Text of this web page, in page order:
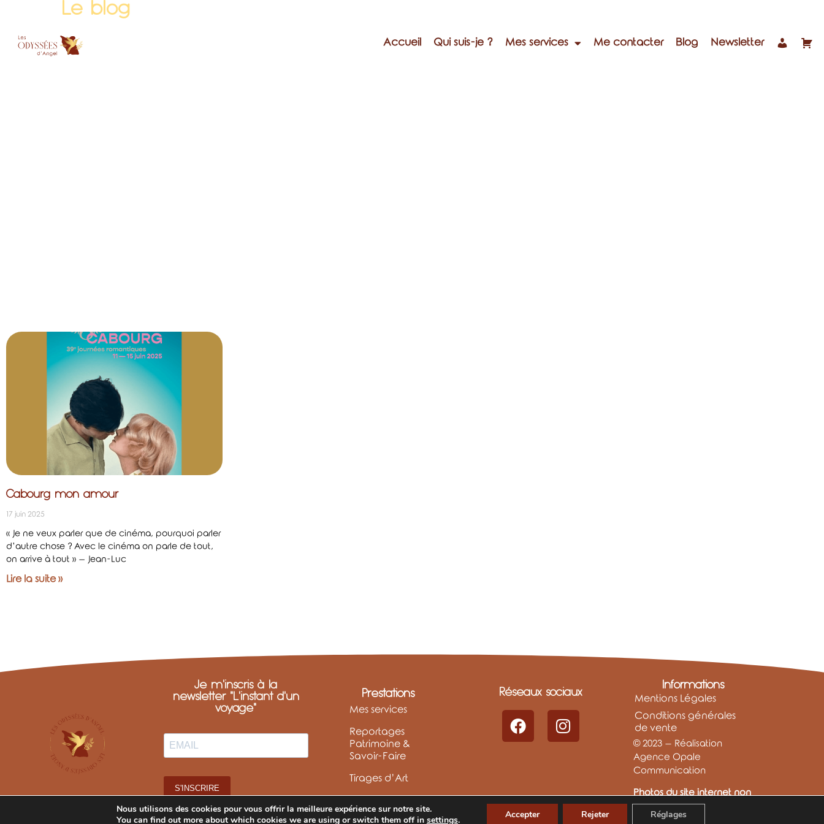
Accueil Qui suis-je ? Mes services Me contacter Blog Newsletter
Le blog
Cabourg mon amour
17 juin 2025
« Je ne veux parler que de cinéma, pourquoi parler
d’autre chose ? Avec le cinéma on parle de tout,
on arrive à tout » – Jean-Luc
Lire la suite »
Je m'inscris à la
newsletter "L'instant d'un
voyage"
S'INSCRIRE
Prestations
Mes services
Reportages
Patrimoine &
Savoir-Faire
Tirages d’Art
Réseaux sociaux
Informations
Mentions Légales
Conditions générales
de vente
© 2023 – Réalisation
Agence Opale
Communication
Photos du site internet non
libres de droits
Nous utilisons des cookies pour vous offrir la meilleure expérience sur notre site.
You can find out more about which cookies we are using or switch them off in settings. Accepter Rejeter Réglages